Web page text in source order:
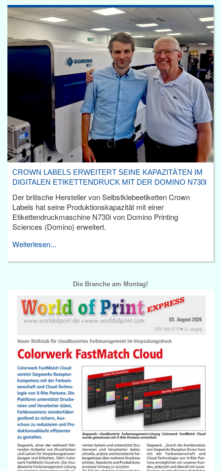
CROWN LABELS ERWEITERT SEINE KAPAZITÄTEN IM
DIGITALEN ETIKETTENDRUCK MIT DER DOMINO N730I
Der britische Hersteller von Selbstklebeetiketten Crown
Labels hat seine Produktionskapazität mit einer
Etikettendruckmaschine N730i von Domino Printing
Sciences (Domino) erweitert.
Weiterlesen...
Die Branche am Montag!